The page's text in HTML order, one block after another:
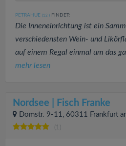
PETRAHUE (12 ) FINDET:
Die Inneneinrichtung ist ein
verschiedensten Wein- und
auf einem Regal einmal um das
mehr lesen
Nordsee | Fisch Franke
Domstr. 9-11, 60311 Frankfurt
(1)